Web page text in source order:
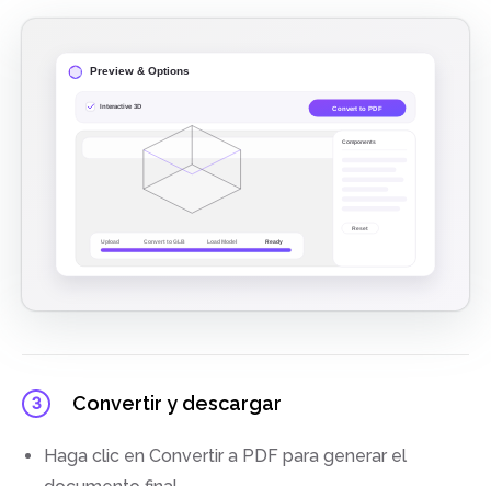
3 Convertir y descargar
Haga clic en Convertir a PDF para generar el